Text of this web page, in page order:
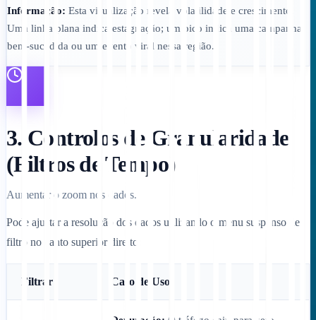
Informação: Esta visualização revela volatilidade e crescimento.
Uma linha plana indica estagnação; um pico indica uma campanha
bem-sucedida ou um evento viral nessa região.
3. Controlos de Granularidade
(Filtros de Tempo)
Aumentar o zoom nos dados.
Pode ajustar a resolução dos dados utilizando o menu suspenso de
filtro no canto superior direito:
Filtrar Caso de Uso